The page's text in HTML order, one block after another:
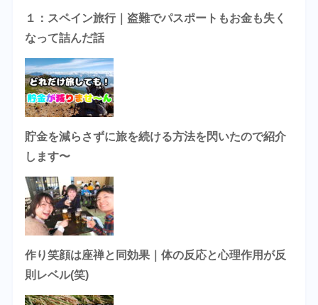
１：スペイン旅行｜盗難でパスポートもお金も失く
なって詰んだ話
貯金を減らさずに旅を続ける方法を閃いたので紹介
します〜
作り笑顔は座禅と同効果｜体の反応と心理作用が反
則レベル(笑)